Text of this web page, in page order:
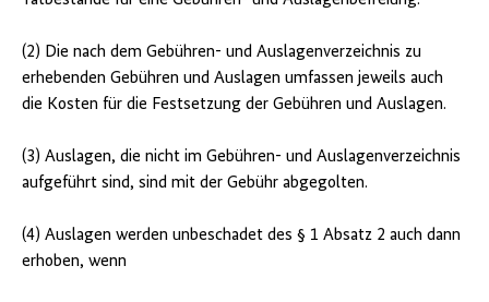
(2) Die nach dem Gebühren- und Auslagenverzeichnis zu
erhebenden Gebühren und Auslagen umfassen jeweils auch
die Kosten für die Festsetzung der Gebühren und Auslagen.
(3) Auslagen, die nicht im Gebühren- und Auslagen­verzeichnis
aufgeführt sind, sind mit der Gebühr abgegolten.
(4) Auslagen werden unbeschadet des § 1 Absatz 2 auch dann
erhoben, wenn